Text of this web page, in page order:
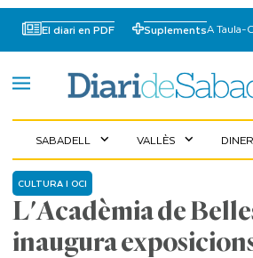
El diari en PDF SuplementsA Taula-
SABADELL expand_more VALLÈS expand_more
L'Acadèmia de
inaugura
CULTURA I OCI